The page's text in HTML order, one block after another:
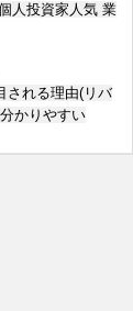
人投資家人気 業
される理由(リバ
かりやすい